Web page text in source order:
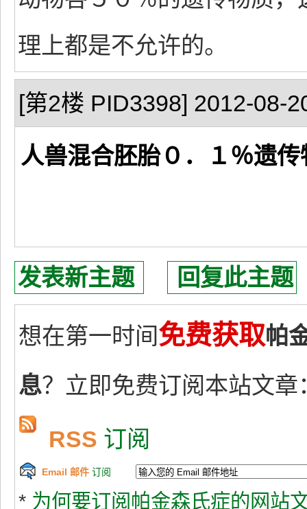
理上都是不允许的。
[第2楼 PID3398] 2012-08-
人兽混合胚胎０．１％遗
发表新主题 回复此主题
想在第一时间免费获取帕
息？立即免费订阅本站文章
RSS 订阅
Email 邮件 订阅
* 为何要订阅帕金森氏症的网站